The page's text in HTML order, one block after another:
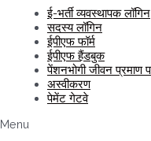
ई-भर्ती व्यवस्थापक लॉगिन
सदस्य लॉगिन
ईपीएफ फॉर्म
ईपीएफ हैंडबुक
पेंशनभोगी जीवन प्रमाण
अस्वीकरण
पेमेंट गेटवे
Menu